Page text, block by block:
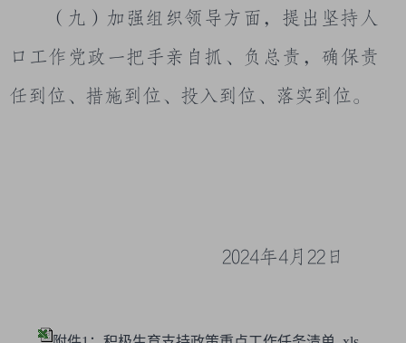
（九）加强组织领导方面，提出坚持人
口工作党政一把手亲自抓、负总责，确保责
任到位、措施到位、投入到位、落实到位。
2024年4月 22日